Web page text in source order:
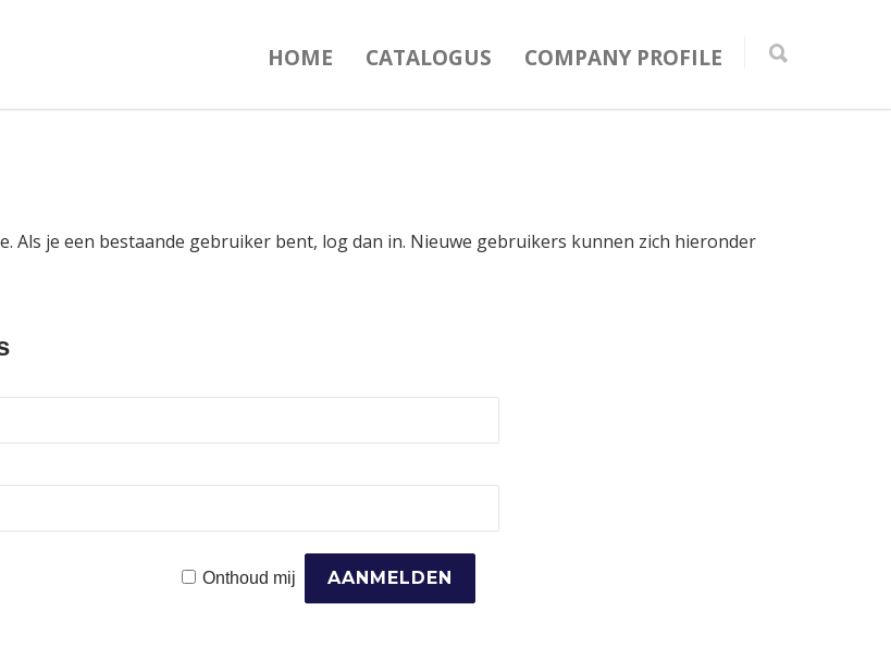
HOME CATALOGUS COMPANY PROFILE
Als je een bestaande gebruiker bent, log dan in. Nieuwe gebruikers kunnen zich hieronder
Onthoud mij